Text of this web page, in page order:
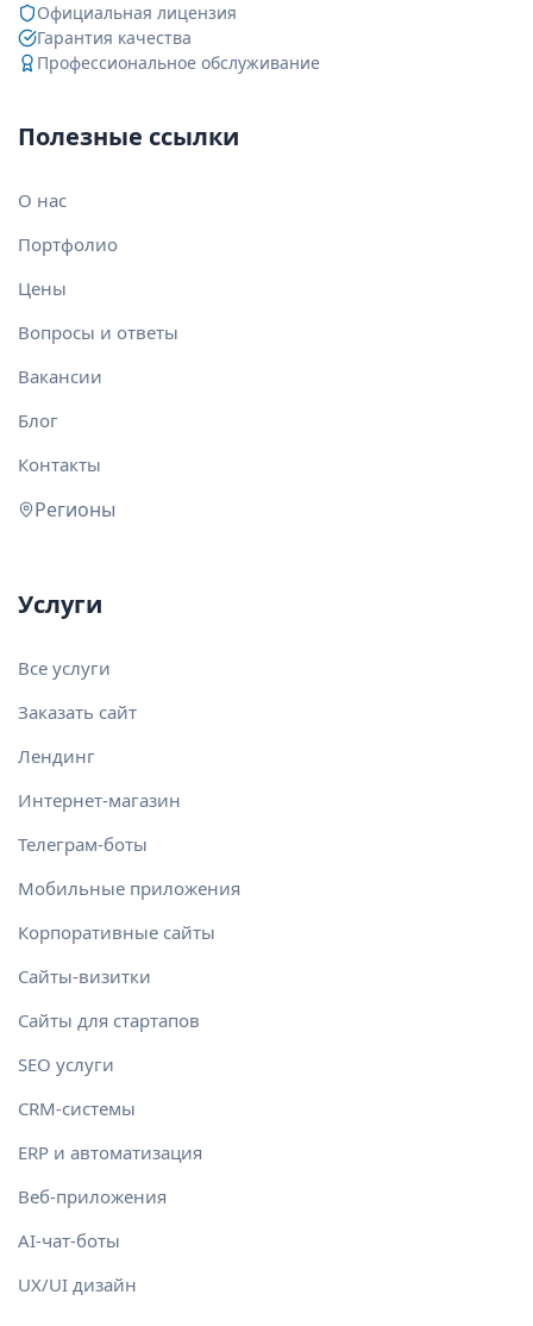
Официальная лицензия
Гарантия качества
Профессиональное обслуживание
Полезные ссылки
О нас
Портфолио
Цены
Вопросы и ответы
Вакансии
Блог
Контакты
Регионы
Услуги
Все услуги
Заказать сайт
Лендинг
Интернет-магазин
Телеграм-боты
Мобильные приложения
Корпоративные сайты
Сайты-визитки
Сайты для стартапов
SEO услуги
CRM-системы
ERP и автоматизация
Веб-приложения
AI-чат-боты
UX/UI дизайн